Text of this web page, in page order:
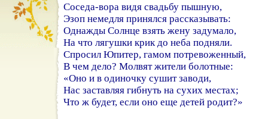
Соседа-вора видя свадьбу пышную,
Эзоп немедля принялся рассказывать:
Однажды Солнце взять жену задумало,
На что лягушки крик до неба подняли.
Спросил Юпитер, гамом потревоженный,
В чем дело? Молвят жители болотные:
«Оно и в одиночку сушит заводи,
Нас заставляя гибнуть на сухих местах;
Что ж будет, если оно еще детей родит?»